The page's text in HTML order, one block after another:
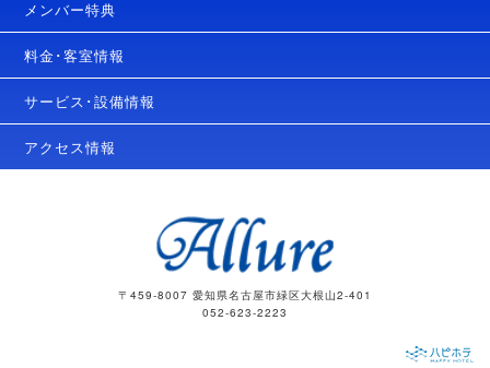
メンバー特典
料金･客室情報
サービス･設備情報
アクセス情報
〒459-8007 愛知県名古屋市緑区大根山2-401
052-623-2223